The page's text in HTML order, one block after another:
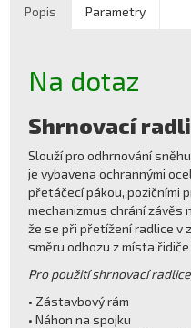
Popis Parametry
Na dotaz
Shrnovací
Slouží pro odhrnování
je vybavena ochrannými
přetáčecí pákou, pozičními
mechanizmus chrání závěs
že se při přetížení radlice v
směru odhozu z místa řidiče
Pro použití shrnovací
• Zástavbový rám
• Náhon na spojku